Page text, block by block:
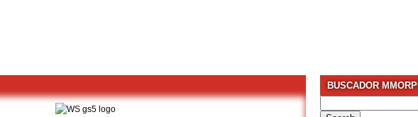
BUSCADOR
for: